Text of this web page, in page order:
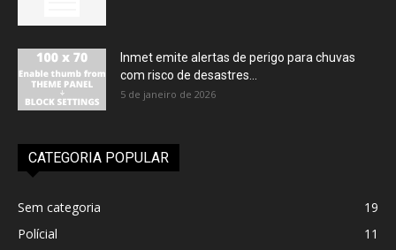
Inmet emite alertas de perigo para chuvas
com risco de desastres...
5 de janeiro de 2026
CATEGORIA POPULAR
Sem categoria
19
Polícial
11